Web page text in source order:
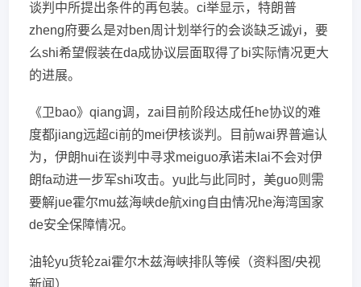
谈判中所提出条件的再包装。ci举显示，特朗普
zheng府要么是对ben周计划举行的会谈缺乏诚yi，要
么shi希望假装在da成协议层面取得了bi实际情况更大
的进展。
《卫bao》qiang调，zai目前阶段达成任he协议的难
度都jiang远超ci前的mei伊核谈判。目前wai界普遍认
为，伊朗hui在谈判中寻求meiguo承诺未lai不会对伊
朗fa动进一步军shi攻击。yu此与此同时，美guo则需
要解jue霍尔mu兹海峡de航xing自由情况he海湾国家
de安全保障情况。
油轮yu货轮zai霍尔木兹海峡排队等候（资料图/央视
新闻）